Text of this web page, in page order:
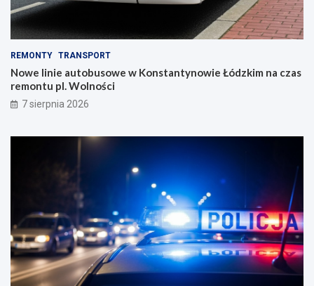
REMONTY TRANSPORT
Nowe linie autobusowe w Konstantynowie Łódzkim na czas
remontu pl. Wolności
7 sierpnia 2026